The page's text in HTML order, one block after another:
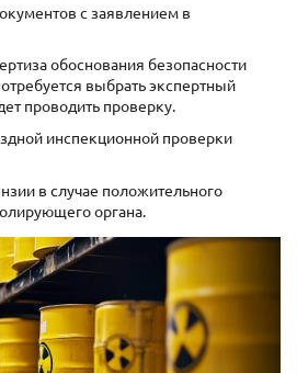
с заявлением в
обоснования безопасности
выбрать экспертный
проводить проверку.
инспекционной проверки
в случае положительного
органа.